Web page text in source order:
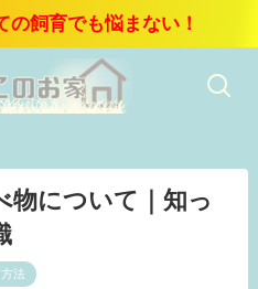
の飼育でも悩まない！
物について｜知っ
法